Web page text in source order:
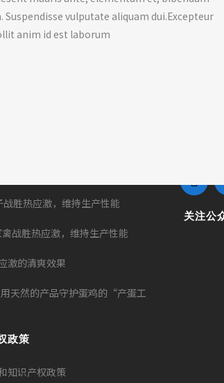
vulputate aliquam dui.Excepteur
anim id est laborum
胜热应激，维持生产性能
战胜热应激，维持生产性能
激的清爽效果
天然的产品守护蛋鸡的“产蛋工
政策
知识产权政策
关注公